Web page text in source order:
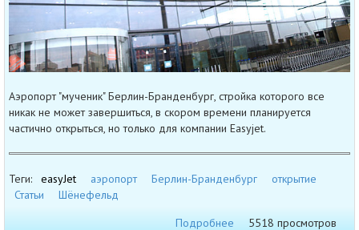
Аэропорт "мученик" Берлин-Бранденбург, стройка которого все
никак не может завершиться, в скором времени планируется
частично открыться, но только для компании Easyjet.
Теги: easyJet аэропорт Берлин-Бранденбург
открытие
Статьи
Шёнефельд
Подробнее
5518 просмотров